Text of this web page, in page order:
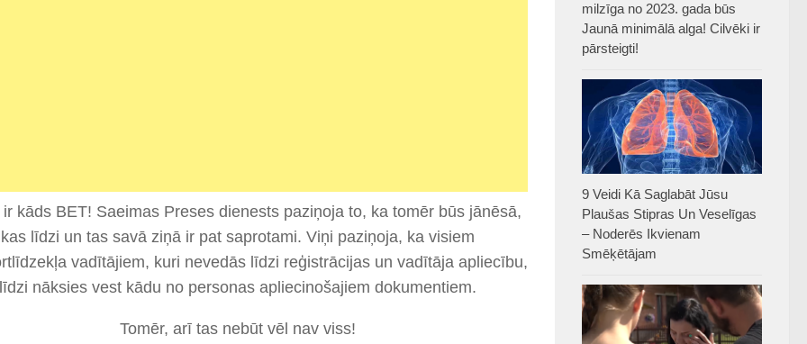
ir kāds BET! Saeimas Preses dienests paziņoja to, ka tomēr būs jānēsā,
kas līdzi un tas savā ziņā ir pat saprotami. Viņi paziņoja, ka visiem
vadītājiem, kuri nevedās līdzi reģistrācijas un vadītāja apliecību,
līdzi nāksies vest kādu no personas apliecinošajiem dokumentiem.
Tomēr, arī tas nebūt vēl nav viss!
milzīga no 2023. gada būs
Jaunā minimālā alga! Cilvēki ir
pārsteigti!
9 Veidi Kā Saglabāt Jūsu
Plaušas Stipras Un Veselīgas
– Noderēs Ikvienam
Smēķētājam